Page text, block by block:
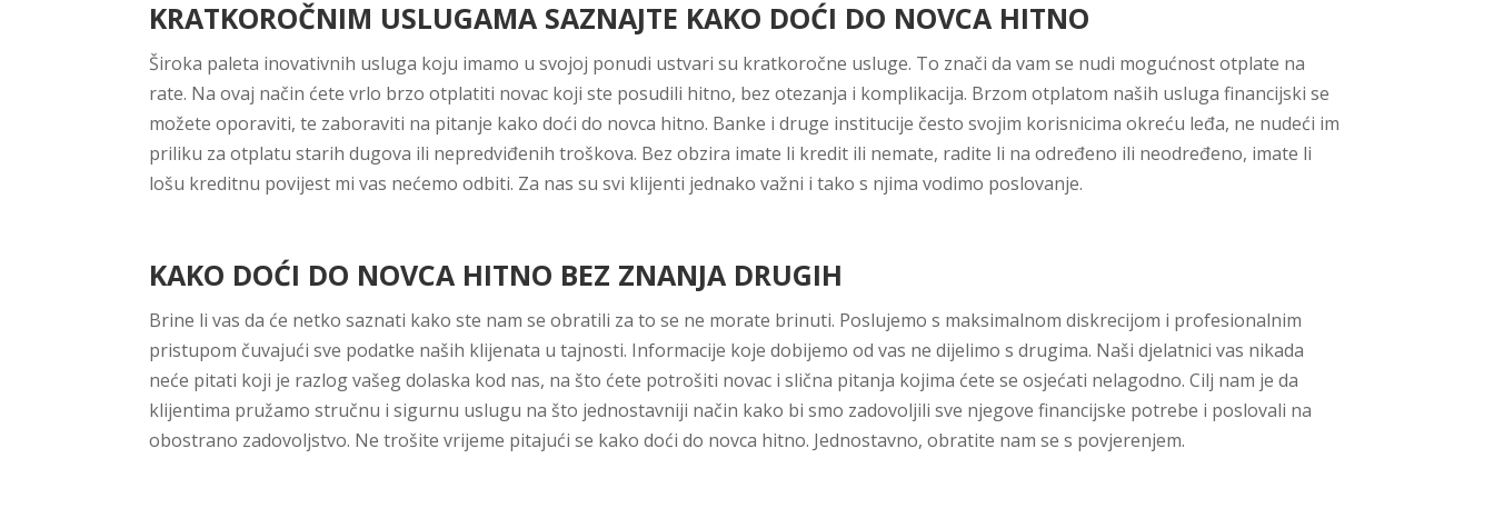
KRATKOROČNIM USLUGAMA SAZNAJTE KAKO DOĆI DO NOVCA HITNO
Široka paleta inovativnih usluga koju imamo u svojoj ponudi ustvari su kratkoročne usluge. To znači da vam se nudi mogućnost otplate na
rate. Na ovaj način ćete vrlo brzo otplatiti novac koji ste posudili hitno, bez otezanja i komplikacija. Brzom otplatom naših usluga financijski se
možete oporaviti, te zaboraviti na pitanje kako doći do novca hitno. Banke i druge institucije često svojim korisnicima okreću leđa, ne nudeći im
priliku za otplatu starih dugova ili nepredviđenih troškova. Bez obzira imate li kredit ili nemate, radite li na određeno ili neodređeno, imate li
lošu kreditnu povijest mi vas nećemo odbiti. Za nas su svi klijenti jednako važni i tako s njima vodimo poslovanje.
KAKO DOĆI DO NOVCA HITNO BEZ ZNANJA DRUGIH
Brine li vas da će netko saznati kako ste nam se obratili za to se ne morate brinuti. Poslujemo s maksimalnom diskrecijom i profesionalnim
pristupom čuvajući sve podatke naših klijenata u tajnosti. Informacije koje dobijemo od vas ne dijelimo s drugima. Naši djelatnici vas nikada
neće pitati koji je razlog vašeg dolaska kod nas, na što ćete potrošiti novac i slična pitanja kojima ćete se osjećati nelagodno. Cilj nam je da
klijentima pružamo stručnu i sigurnu uslugu na što jednostavniji način kako bi smo zadovoljili sve njegove financijske potrebe i poslovali na
obostrano zadovoljstvo. Ne trošite vrijeme pitajući se kako doći do novca hitno. Jednostavno, obratite nam se s povjerenjem.